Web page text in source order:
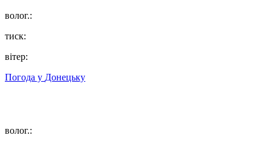
волог.:
тиск:
вітер:
Погода у Донецьку
волог.: